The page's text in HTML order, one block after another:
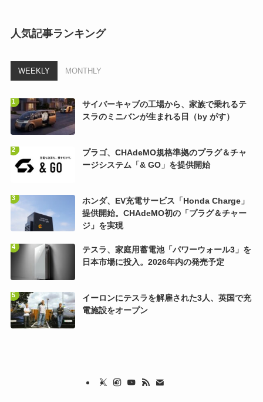
人気記事ランキング
WEEKLY MONTHLY
サイバーキャブの工場から、家族で乗れるテ
スラのミニバンが生まれる日（by がす）
プラゴ、CHAdeMO規格準拠のプラグ＆チャ
ージシステム「& GO」を提供開始
ホンダ、EV充電サービス「Honda Charge」
提供開始。CHAdeMO初の「プラグ＆チャー
ジ」を実現
テスラ、家庭用蓄電池「パワーウォール3」を
日本市場に投入。2026年内の発売予定
イーロンにテスラを解雇された3人、英国で充
電施設をオープン